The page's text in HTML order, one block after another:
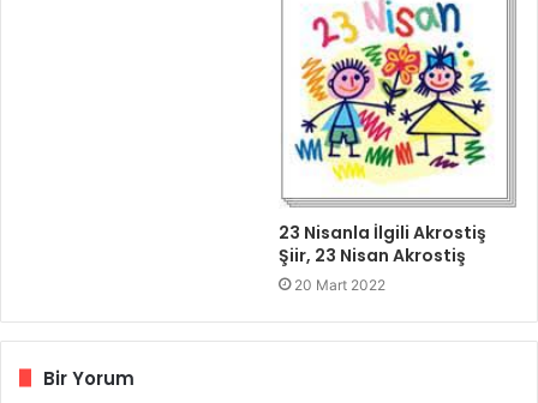
23 Nisanla İlgili Akrostiş
Şiir, 23 Nisan Akrostiş
20 Mart 2022
Bir Yorum